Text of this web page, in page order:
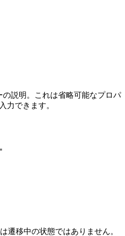
の説明。これは省略可能なプロパ
力できます。
遷移中の状態ではありません。